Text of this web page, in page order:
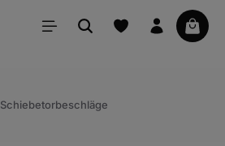
Schiebetorbeschläge